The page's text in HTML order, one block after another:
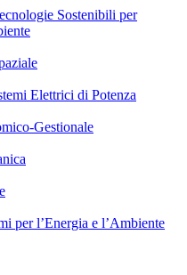
Sostenibili per
Elettrici di Potenza
Gestionale
per l’Energia e l’Ambiente